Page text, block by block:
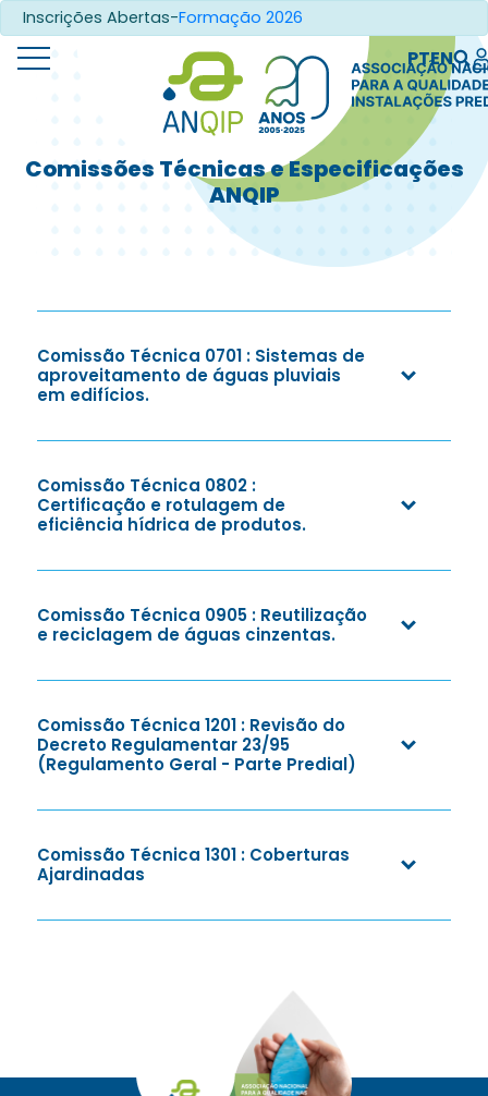
Inscrições Abertas-Formação 2026
Comissões Técnicas e Especificações
ANQIP
PTEN
Comissão Técnica 0701 : Sistemas de
aproveitamento de águas pluviais
em edifícios.
Comissão Técnica 0802 :
Certificação e rotulagem de
eficiência hídrica de produtos.
Comissão Técnica 0905 : Reutilização
e reciclagem de águas cinzentas.
Comissão Técnica 1201 : Revisão do
Decreto Regulamentar 23/95
(Regulamento Geral - Parte Predial)
Comissão Técnica 1301 : Coberturas
Ajardinadas